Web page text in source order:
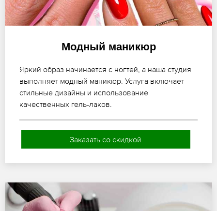
Модный маникюр
Яркий образ начинается с ногтей, а наша студия
выполняет модный маникюр. Услуга включает
стильные дизайны и использование
качественных гель-лаков.
Заказать со скидкой